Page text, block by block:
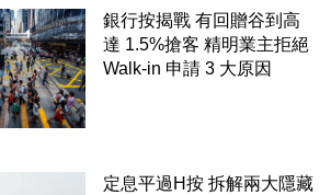
銀行按揭戰 有回贈谷到高
達 1.5%搶客 精明業主拒絕
Walk-in 申請 3 大原因
定息平過H按 拆解兩大隱藏